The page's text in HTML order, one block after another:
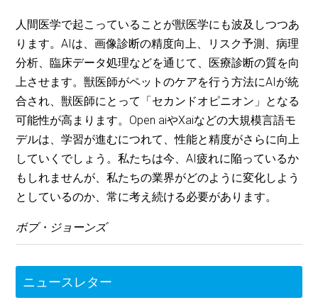
人間医学で起こっていることが獣医学にも波及しつつあ
ります。AIは、画像診断の精度向上、リスク予測、病理
分析、臨床データ処理などを通じて、医療診断の質を向
上させます。獣医師がペットのケアを行う方法にAIが統
合され、獣医師にとって「セカンドオピニオン」となる
可能性が高まります。Open aiやXaiなどの大規模言語モ
デルは、学習が進むにつれて、性能と精度がさらに向上
していくでしょう。私たちは今、AI疲れに陥っているか
もしれませんが、私たちの業界がどのように変化しよう
としているのか、常に考え続ける必要があります。
ボブ・ジョーンズ
ニュースレター